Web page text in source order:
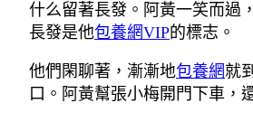
什么留著長發。阿黃一笑而過
長發是他包養網VIP的標志。
他們閑聊著，漸漸地包養網就
口。阿黃幫張小梅開門下車，